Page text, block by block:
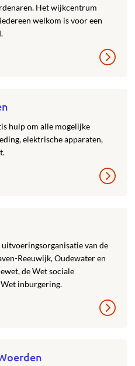
Het wijkcentrum
welkom is voor een
hulp om alle mogelijke
elektrische apparaten,
van de
Reeuwijk, Oudewater en
de Wet sociale
inburgering.